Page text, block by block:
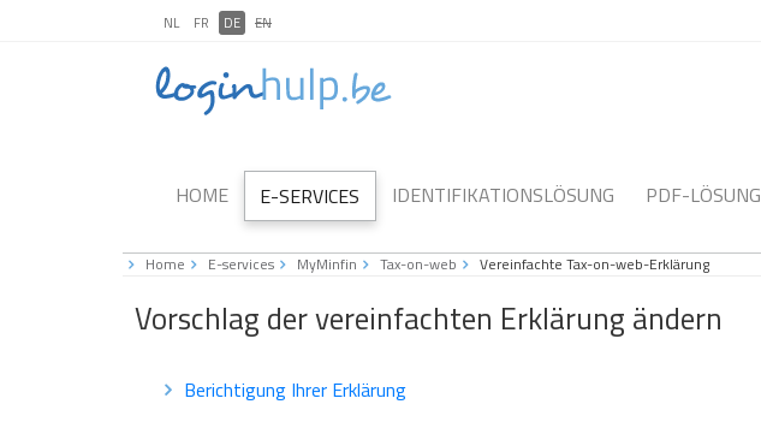
NL FR DE EN
HOME E-SERVICES IDENTIFIKATIONSLÖSUNG PDF-LÖSUNG
Home E-services MyMinfin Tax-on-web Vereinfachte Tax-on-web-Erklärung
Vorschlag der vereinfachten Erklärung ändern
Berichtigung Ihrer Erklärung